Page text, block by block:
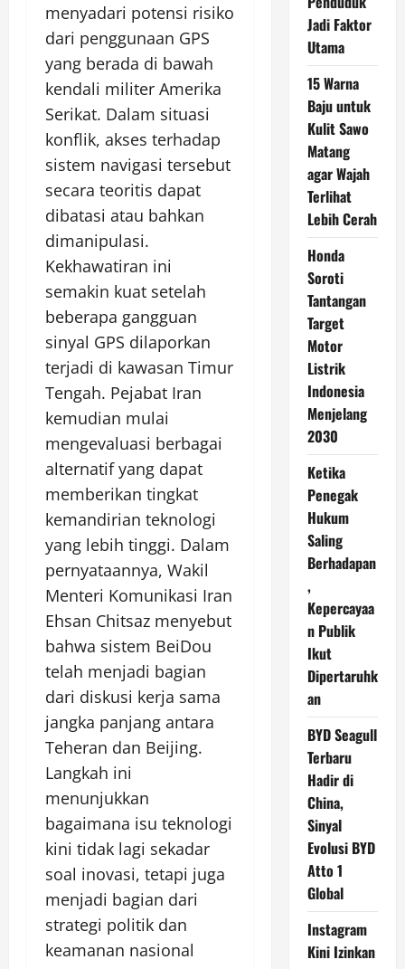
menyadari potensi risiko
dari penggunaan GPS
yang berada di bawah
kendali militer Amerika
Serikat. Dalam situasi
konflik, akses terhadap
sistem navigasi tersebut
secara teoritis dapat
dibatasi atau bahkan
dimanipulasi.
Kekhawatiran ini
semakin kuat setelah
beberapa gangguan
sinyal GPS dilaporkan
terjadi di kawasan Timur
Tengah. Pejabat Iran
kemudian mulai
mengevaluasi berbagai
alternatif yang dapat
memberikan tingkat
kemandirian teknologi
yang lebih tinggi. Dalam
pernyataannya, Wakil
Menteri Komunikasi Iran
Ehsan Chitsaz menyebut
bahwa sistem BeiDou
telah menjadi bagian
dari diskusi kerja sama
jangka panjang antara
Teheran dan Beijing.
Langkah ini
menunjukkan
bagaimana isu teknologi
kini tidak lagi sekadar
soal inovasi, tetapi juga
menjadi bagian dari
strategi politik dan
keamanan nasional
Jadi Faktor
Utama
15 Warna
Baju untuk
Kulit Sawo
Matang
agar Wajah
Terlihat
Lebih Cerah
Honda
Soroti
Tantangan
Target
Motor
Listrik
Indonesia
Menjelang
2030
Ketika
Penegak
Hukum
Saling
Berhadapan
,
Kepercayaa
n Publik
Ikut
Dipertaruhk
an
BYD Seagull
Terbaru
Hadir di
China,
Sinyal
Evolusi BYD
Atto 1
Global
Instagram
Kini Izinkan